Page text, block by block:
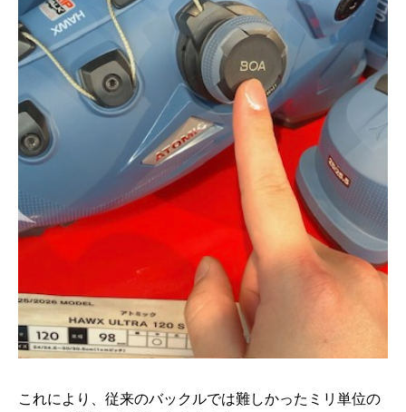
これにより、従来のバックルでは難しかったミリ単位の